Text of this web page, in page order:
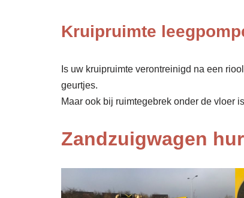
Kruipruimte
Is uw kruipruimte verontreinigd na een
geurtjes.
Maar ook bij ruimtegebrek onder de vloer
Zandzuigwagen